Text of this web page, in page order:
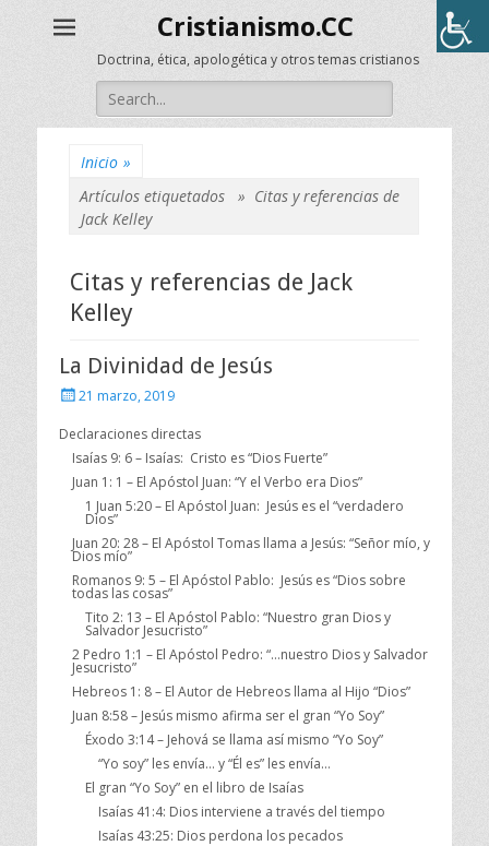
Cristianismo.CC
Doctrina, ética, apologética y otros temas cristianos
Buscar:
Inicio »
Artículos etiquetados » Citas y referencias de
Jack Kelley
Citas y referencias de Jack
Kelley
La Divinidad de Jesús
Publicado
21 marzo, 2019
Declaraciones directas
Isaías 9: 6 – Isaías: Cristo es “Dios Fuerte”
Juan 1: 1 – El Apóstol Juan: “Y el Verbo era Dios”
1 Juan 5:20 – El Apóstol Juan: Jesús es el “verdadero
Dios”
Juan 20: 28 – El Apóstol Tomas llama a Jesús: “Señor mío, y
Dios mío”
Romanos 9: 5 – El Apóstol Pablo: Jesús es “Dios sobre
todas las cosas”
Tito 2: 13 – El Apóstol Pablo: “Nuestro gran Dios y
Salvador Jesucristo”
2 Pedro 1:1 – El Apóstol Pedro: “…nuestro Dios y Salvador
Jesucristo”
Hebreos 1: 8 – El Autor de Hebreos llama al Hijo “Dios”
Juan 8:58 – Jesús mismo afirma ser el gran “Yo Soy”
Éxodo 3:14 – Jehová se llama así mismo “Yo Soy”
“Yo soy” les envía… y “Él es” les envía…
El gran “Yo Soy” en el libro de Isaías
Isaías 41:4: Dios interviene a través del tiempo
Isaías 43:25: Dios perdona los pecados